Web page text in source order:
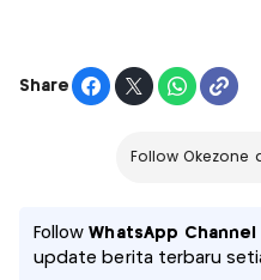
Share
Follow Okezone
FollowWhatsApp
update berita terbaru